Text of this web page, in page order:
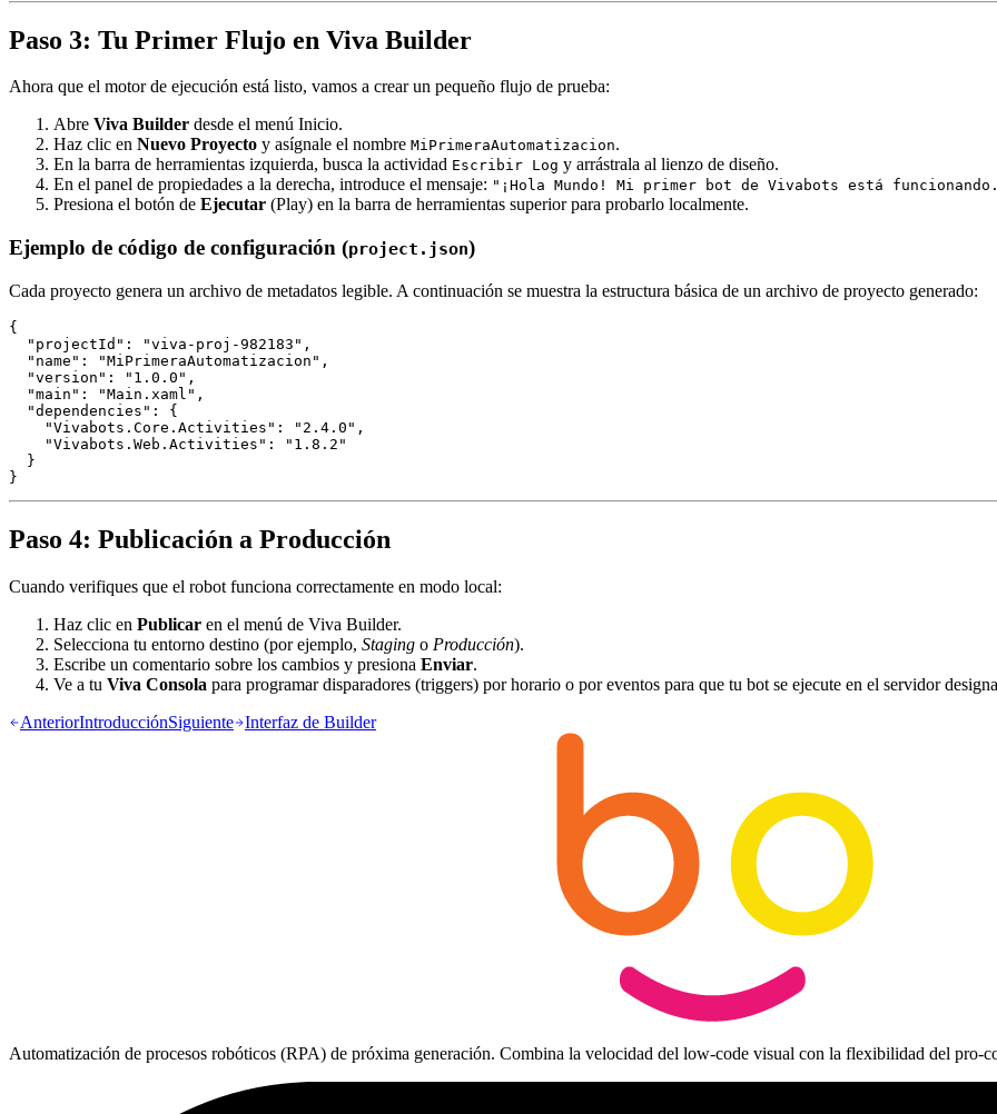
Paso 3: Tu Primer Flujo en Viva Builder
Ahora que el motor de ejecución está listo, vamos a crear un pequeño flujo de prueba:
Abre Viva Builder desde el menú Inicio.
Haz clic en Nuevo Proyecto y asígnale el nombre MiPrimeraAutomatizacion.
En la barra de herramientas izquierda, busca la actividad Escribir Log y arrástrala al lienzo de diseño.
En el panel de propiedades a la derecha, introduce el mensaje: "¡Hola Mundo! Mi primer bot de Vivabots está
Presiona el botón de Ejecutar (Play) en la barra de herramientas superior para probarlo localmente.
Ejemplo de código de configuración (project.json)
Cada proyecto genera un archivo de metadatos legible. A continuación se muestra la estructura básica de un archivo de proyecto generado:
{
  "projectId": "viva-proj-982183",
  "name": "MiPrimeraAutomatizacion",
  "version": "1.0.0",
  "main": "Main.xaml",
  "dependencies": {
    "Vivabots.Core.Activities": "2.4.0",
    "Vivabots.Web.Activities": "1.8.2"
  }
Paso 4: Publicación a Producción
Cuando verifiques que el robot funciona correctamente en modo local:
Haz clic en Publicar en el menú de Viva Builder.
Selecciona tu entorno destino (por ejemplo, Staging o Producción).
Escribe un comentario sobre los cambios y presiona Enviar.
Ve a tu Viva Consola para programar disparadores (triggers) por horario o por eventos para que tu bot se ejecute en el servidor
AnteriorIntroducciónSiguiente Interfaz de Builder
Automatización de procesos robóticos (RPA) de próxima generación. Combina la velocidad del low-code visual con la flexibilidad del pro-